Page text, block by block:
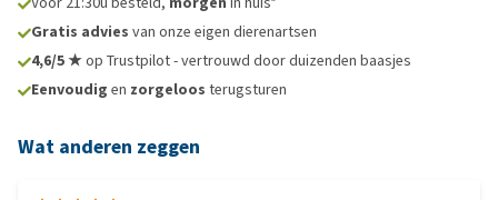
Gratis advies van onze eigen dierenartsen
4,6/5 ★op Trustpilot - vertrouwd door duizenden baasjes
Eenvoudig en zorgeloos terugsturen
Wat anderen zeggen